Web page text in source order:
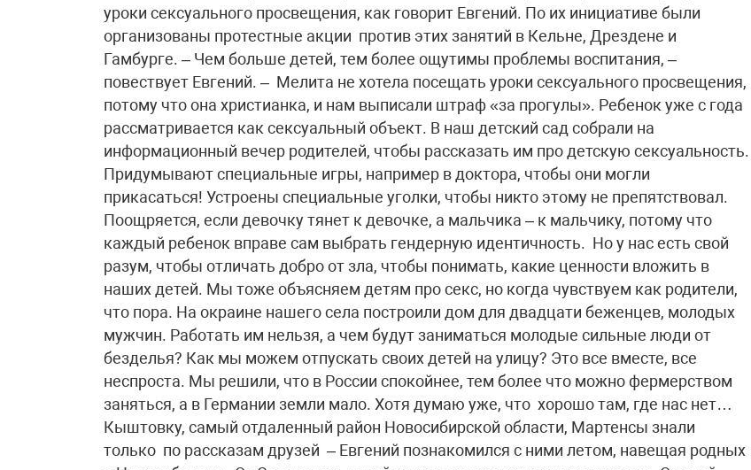
уроки сексуального просвещения, как говорит Евгений. По их инициативе были
организованы протестные акции против этих занятий в Кельне, Дрездене и
Гамбурге. – Чем больше детей, тем более ощутимы проблемы воспитания, –
повествует Евгений. – Мелита не хотела посещать уроки сексуального просвещения,
потому что она христианка, и нам выписали штраф «за прогулы». Ребенок уже с года
рассматривается как сексуальный объект. В наш детский сад собрали на
информационный вечер родителей, чтобы рассказать им про детскую сексуальность.
Придумывают специальные игры, например в доктора, чтобы они могли
прикасаться! Устроены специальные уголки, чтобы никто этому не препятствовал.
Поощряется, если девочку тянет к девочке, а мальчика – к мальчику, потому что
каждый ребенок вправе сам выбрать гендерную идентичность. Но у нас есть свой
разум, чтобы отличать добро от зла, чтобы понимать, какие ценности вложить в
наших детей. Мы тоже объясняем детям про секс, но когда чувствуем как родители,
что пора. На окраине нашего села построили дом для двадцати беженцев, молодых
мужчин. Работать им нельзя, а чем будут заниматься молодые сильные люди от
безделья? Как мы можем отпускать своих детей на улицу? Это все вместе, все
неспроста. Мы решили, что в России спокойнее, тем более что можно фермерством
заняться, а в Германии земли мало. Хотя думаю уже, что хорошо там, где нас нет…
Кыштовку, самый отдаленный район Новосибирской области, Мартенсы знали
только по рассказам друзей – Евгений познакомился с ними летом, навещая родных